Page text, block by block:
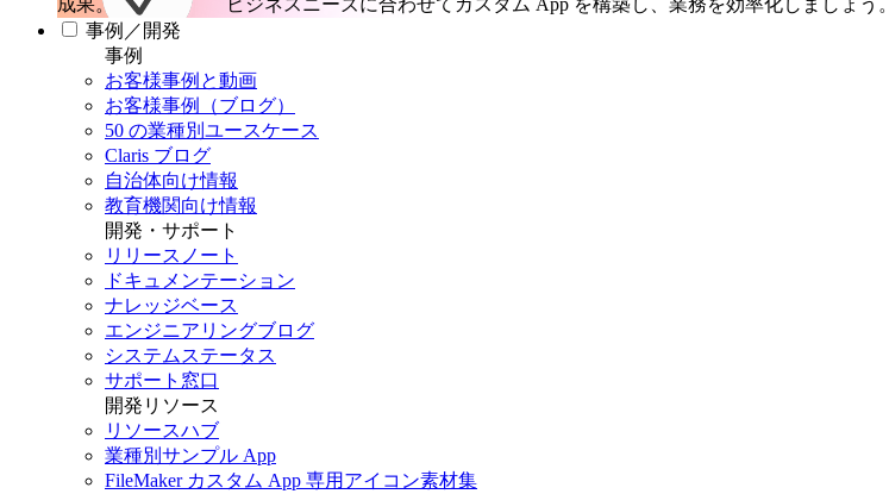
成果。 ビジネスニーズに合わせてカスタム App を構築し、業務を効率化しましょう。
事例／開発
事例
お客様事例と動画
お客様事例（ブログ）
50 の業種別ユースケース
Claris ブログ
自治体向け情報
教育機関向け情報
開発・サポート
リリースノート
ドキュメンテーション
ナレッジベース
エンジニアリングブログ
システムステータス
サポート窓口
開発リソース
リソースハブ
業種別サンプル App
FileMaker カスタム App 専用アイコン素材集